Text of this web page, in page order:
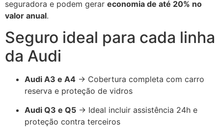
seguradora e podem gerar economia de até 20% no
valor anual.
Seguro ideal para cada linha
da Audi
Audi A3 e A4 → Cobertura completa com carro
reserva e proteção de vidros
Audi Q3 e Q5 → Ideal incluir assistência 24h e
proteção contra terceiros